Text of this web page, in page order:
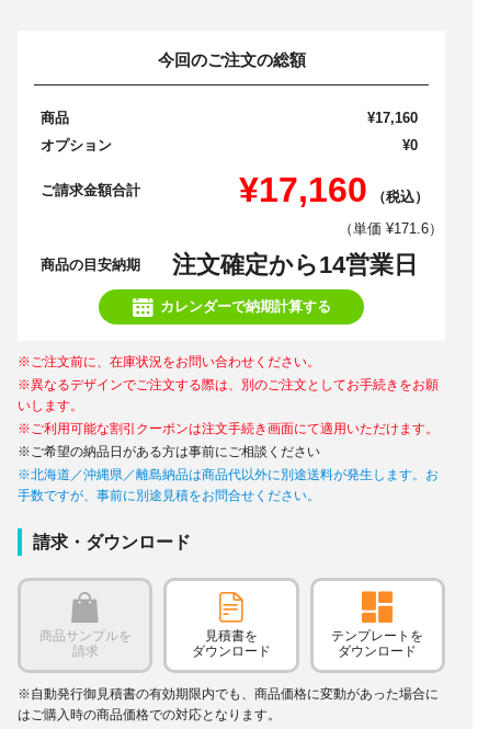
今回のご注文の総額
商品
¥17,160
オプション
¥0
ご請求金額合計 ¥17,160
（税込）
（単価 ¥171.6）
商品の目安納期 注文確定から14営業日
カレンダーで納期計算する
※ご注文前に、在庫状況をお問い合わせください。
※異なるデザインでご注文する際は、別のご注文としてお手続きをお願
いします。
※ご利用可能な割引クーポンは注文手続き画面にて適用いただけます。
※ご希望の納品日がある方は事前にご相談ください
※北海道／沖縄県／離島納品は商品代以外に別途送料が発生します。お
手数ですが、事前に別途見積をお問合せください。
請求・ダウンロード
商品サンプルを
請求
見積書を
ダウンロード
テンプレートを
ダウンロード
※自動発行御見積書の有効期限内でも、商品価格に変動があった場合に
はご購入時の商品価格での対応となります。